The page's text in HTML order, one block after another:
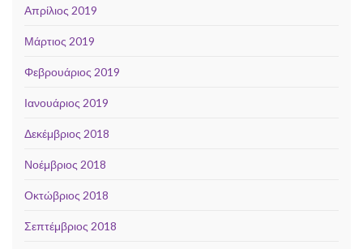
Απρίλιος 2019
Μάρτιος 2019
Φεβρουάριος 2019
Ιανουάριος 2019
Δεκέμβριος 2018
Νοέμβριος 2018
Οκτώβριος 2018
Σεπτέμβριος 2018